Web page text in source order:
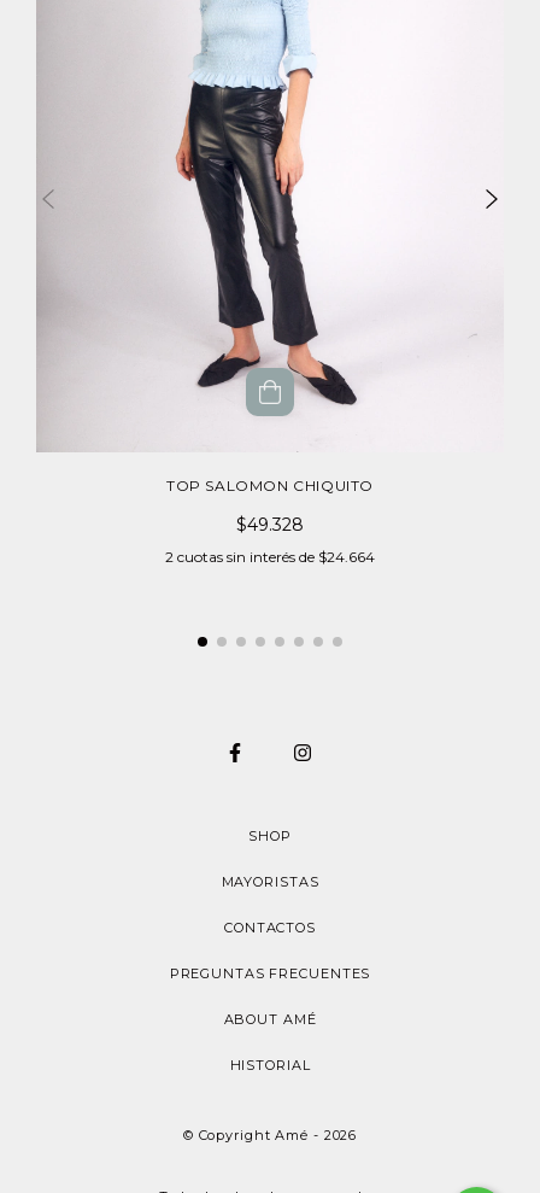
TOP SALOMON CHIQUITO
$49.328
2 cuotas sin interés de $24.664
SHOP
MAYORISTAS
CONTACTOS
PREGUNTAS FRECUENTES
ABOUT AMÉ
HISTORIAL
© Copyright Amé - 2026